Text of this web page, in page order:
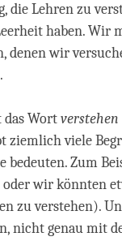
die Lehren zu
haben. Wir
denen wir
das Wortverstehen
ziemlich viele
bedeuten. Zum
oder wir könnten
zu verstehen).
nicht genau mit